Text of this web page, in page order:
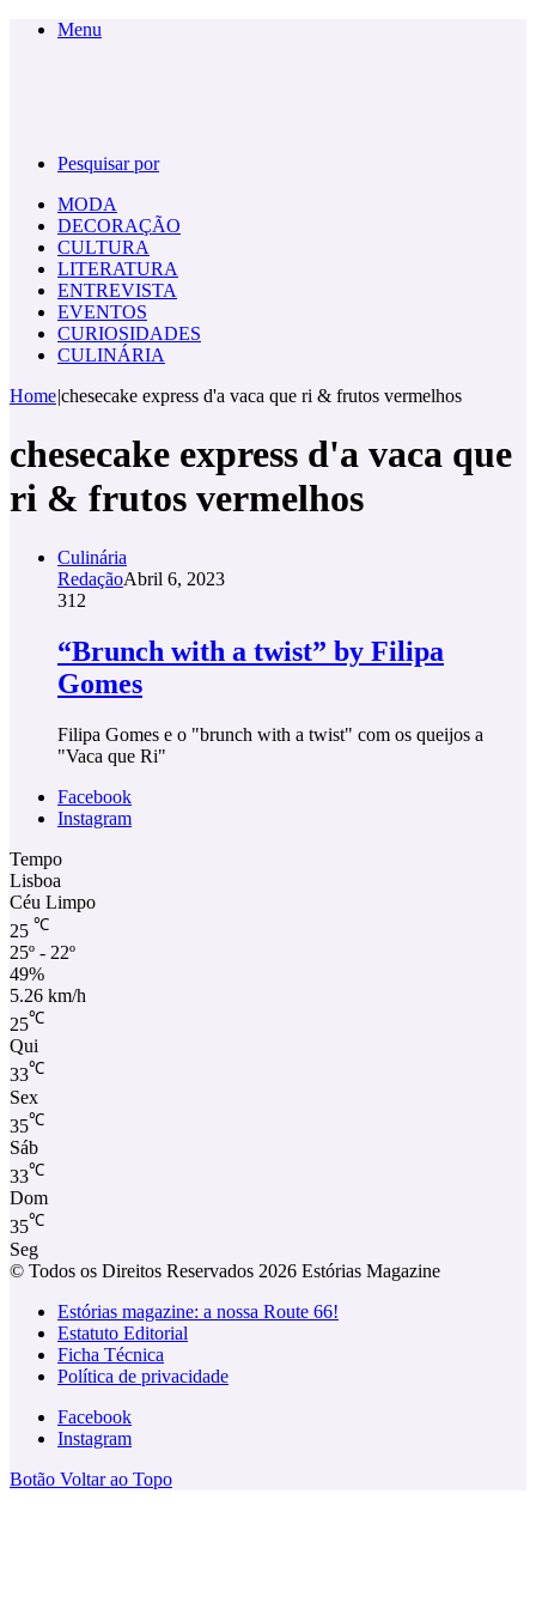
Menu
Pesquisar por
MODA
DECORAÇÃO
CULTURA
LITERATURA
ENTREVISTA
EVENTOS
CURIOSIDADES
CULINÁRIA
Home|chesecake express d'a vaca que ri & frutos vermelhos
chesecake express d'a vaca que
ri & frutos vermelhos
Culinária
RedaçãoAbril 6, 2023
312
“Brunch with a twist” by Filipa
Gomes
Filipa Gomes e o "brunch with a twist" com os queijos a
"Vaca que Ri"
Facebook
Instagram
Tempo
Lisboa
Céu Limpo
25 ℃
25º - 22º
49%
5.26 km/h
25℃
Qui
33℃
Sex
35℃
Sáb
33℃
Dom
35℃
Seg
© Todos os Direitos Reservados 2026 Estórias Magazine
Estórias magazine: a nossa Route 66!
Estatuto Editorial
Ficha Técnica
Política de privacidade
Facebook
Instagram
Botão Voltar ao Topo